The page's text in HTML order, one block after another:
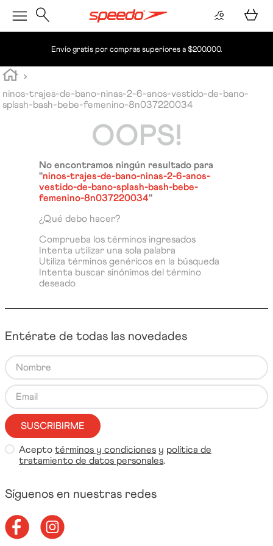
Envío gratis por compras superiores a $200.000.
ninos-trajes-de-bano-ninas-2-6-anos-vestido-de-bano-
splash-bash-bebe-femenino-8n037220034
OOPS!
No encontramos ningún resultado para
"ninos-trajes-de-bano-ninas-2-6-anos-
vestido-de-bano-splash-bash-bebe-
femenino-8n037220034"
¿Qué debo hacer?
Comprueba los términos ingresados
Intenta utilizar una sola palabra
Utiliza términos genéricos en la búsqueda
Intenta buscar sinónimos del término
deseado
Entérate de todas las novedades
SUSCRIBIRME
Aceptotérminos y condiciones y política de
tratamiento de datos personales.
Síguenos en nuestras redes